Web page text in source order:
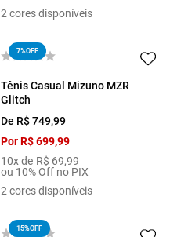
2 cores disponíveis
7%OFF
Tênis Casual Mizuno MZR
Glitch
DeR$749,99
PorR$ 699,99
10x de R$ 69,99
ou 10% Off no PIX
2 cores disponíveis
15%OFF